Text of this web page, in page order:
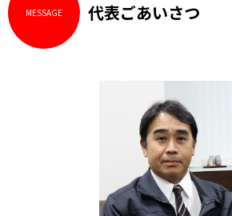
MESSAGE 代表ごあいさつ